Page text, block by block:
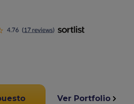
Ver Portfolio